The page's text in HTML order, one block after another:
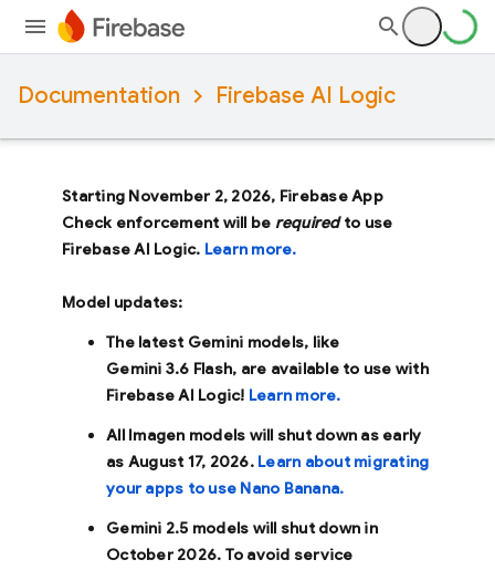
Documentation Firebase AI Logic
Starting November 2, 2026, Firebase App
Check enforcement will be requiredto use
Firebase AI Logic. Learn more.
Model updates:
The latest Gemini models, like
Gemini 3.6 Flash, are available to use with
Firebase AI Logic! Learn more.
All Imagen models will shut down as early
as August 17, 2026. Learn about migrating
your apps to use Nano Banana.
Gemini 2.5 models will shut down in
October 2026. To avoid service